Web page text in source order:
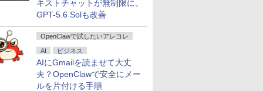
キストチャットが無制限に。
GPT-5.6 Solも改善
OpenClawで試したいアレコレ
AI ビジネス
AIにGmailを読ませて大丈
夫？OpenClawで安全にメー
ルを片付ける手順
格安] ノートパソコン
15.6型 HP 250 G7
Core-i3 メモリ8GB
15.6インチ 無線
キー HDMI Webカメ
ルチ Bluetooth
カード ノートPC ノ
パソコン 中古PC
格安 中古
【中古】Apple MacBook Air
13インチ M1(CPU:8C/GPU:7C)
8GB/256GB シルバー
MGN93J/A (M1・2020)【ECセ
ンター】保証期間1ヶ月【ラン
クB】
10倍 送料無料 中古パソコン
11 Pro 64bit 搭載 DELL
シリーズ（7010等） Core i7 第3
3.4G/メモリ
DVD-ROM/激安セール
＼11日まで限定価格／ゲーミングPC セッ
ト 新品 RTX5060 Ryzen7 5700X メモリ
16GB SSD500GB Windows11 デスクトッ
プPC モニター付き 23.8型 IPS 100Hz 1年
パソコン
クーポン＋P最大31.5%還元！】KTC MegPad 25イン
14搭載 スマートタブレット ディスプレイ モバイル
FHD 10点マルチタッチ 8GB+128GB Qualcommチッ
ス/移動/家庭用 レディース A25Q5
ウィストリア
電子書籍】[ 大
【予約】永瀬廉 プレミア
ムBOX【初回限定版】
（仮）【2027年1月23日
発売予定】 集英社 永瀬廉
King&Prince キンプリ 豪
華 セット
小学館の図鑑NEO〔新
了 ]